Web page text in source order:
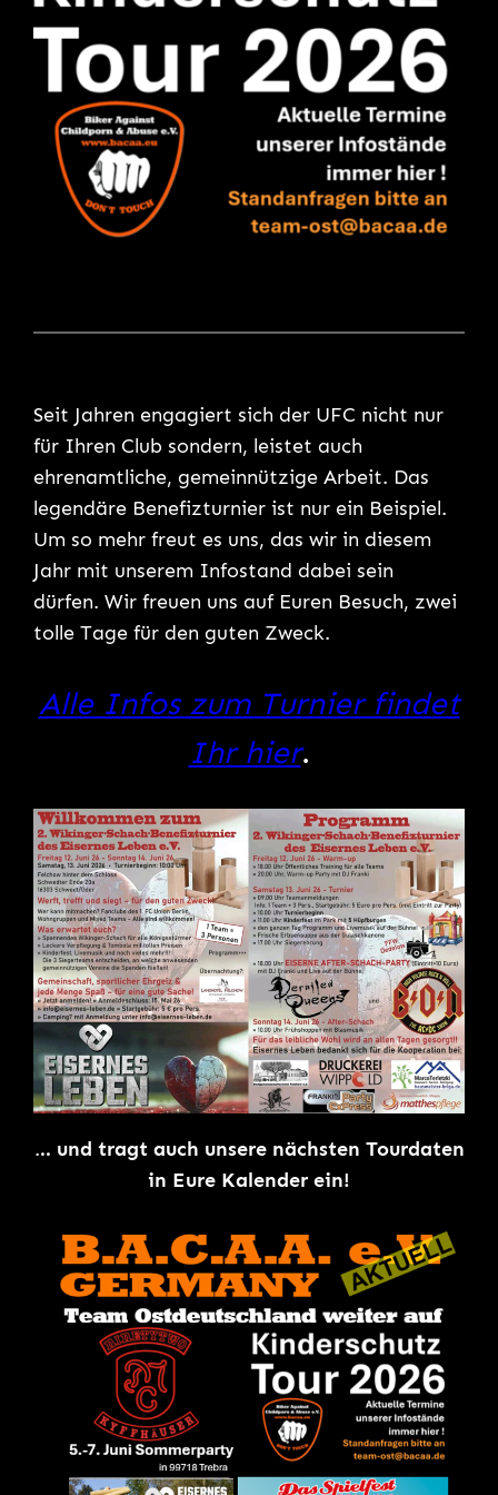
Seit Jahren engagiert sich der UFC nicht nur
für Ihren Club sondern, leistet auch
ehrenamtliche, gemeinnützige Arbeit. Das
legendäre Benefizturnier ist nur ein Beispiel.
Um so mehr freut es uns, das wir in diesem
Jahr mit unserem Infostand dabei sein
dürfen. Wir freuen uns auf Euren Besuch, zwei
tolle Tage für den guten Zweck.
Alle Infos zum Turnier findet
Ihr hier.
... und tragt auch unsere nächsten Tourdaten
in Eure Kalender ein!